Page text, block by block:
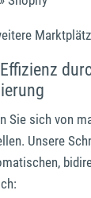
Sie sich von
Unsere